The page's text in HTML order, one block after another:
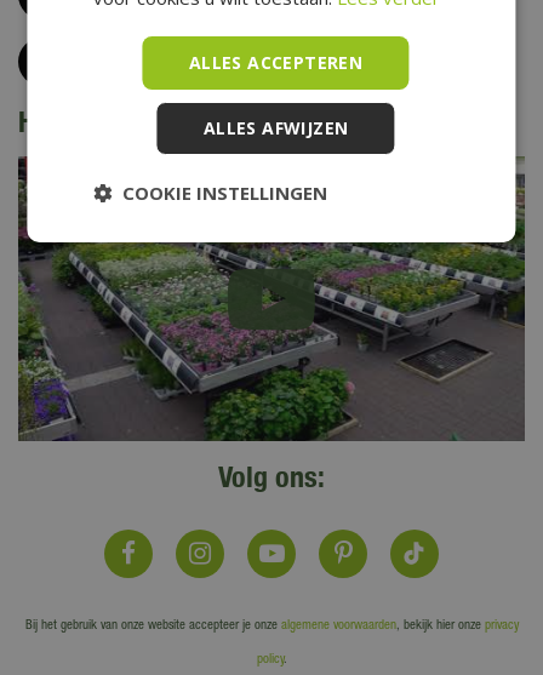
(maandag t/m zaterdag van 09.00 t/m 17.00 uur)
Klantenservice
Het is voorjaar bij De Boet
Volg ons:
Bij het gebruik van onze website accepteer je onze algemene voorwaarden, bekijk hier onze privacy
policy.
ALLES ACCEPTEREN
ALLES AFWIJZEN
COOKIE INSTELLINGEN